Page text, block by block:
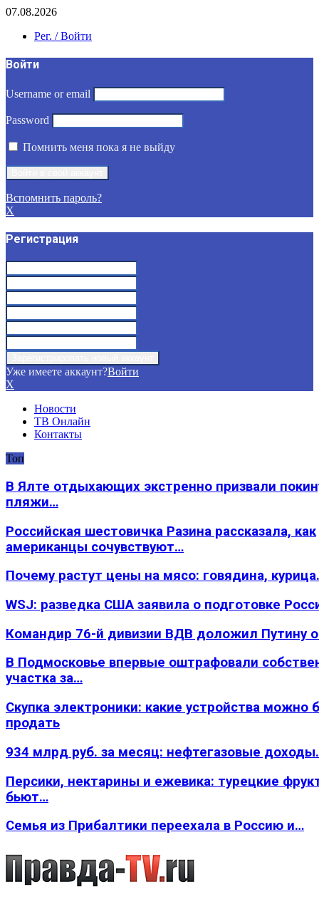
07.08.2026
Рег. / Войти
Войти
Username or email
Password
Помнить меня пока я не выйду
Вспомнить пароль?
X
Регистрация
Уже имеете аккаунт?Войти
X
Новости
ТВ Онлайн
Контакты
Топ
В Ялте отдыхающих экстренно призвали
пляжи…
Российская шестовичка Разина рассказала, как
американцы сочувствуют…
Почему растут цены на мясо: говядина,
WSJ: разведка США заявила о подготовке
Командир 76-й дивизии ВДВ доложил Путину
В Подмосковье впервые оштрафовали
участка за…
Скупка электроники: какие устройства можно
продать
934 млрд руб. за месяц: нефтегазовые
Персики, нектарины и ежевика: турецкие
бьют…
Семья из Прибалтики переехала в Россию и…